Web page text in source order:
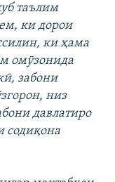
таълим
ки дорои
ки ҳама
омӯзонида
забони
низ
давлатиро
содиқона